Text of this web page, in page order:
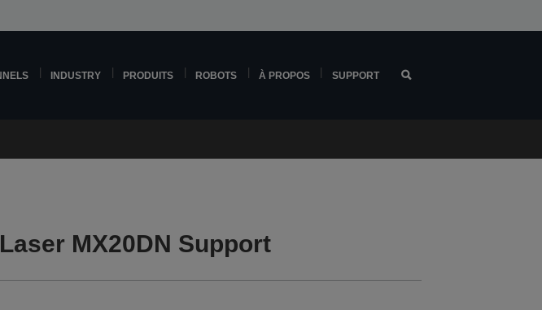
INDUSTRY PRODUITS ROBOTS À PROPOS SUPPORT
MX20DN Support